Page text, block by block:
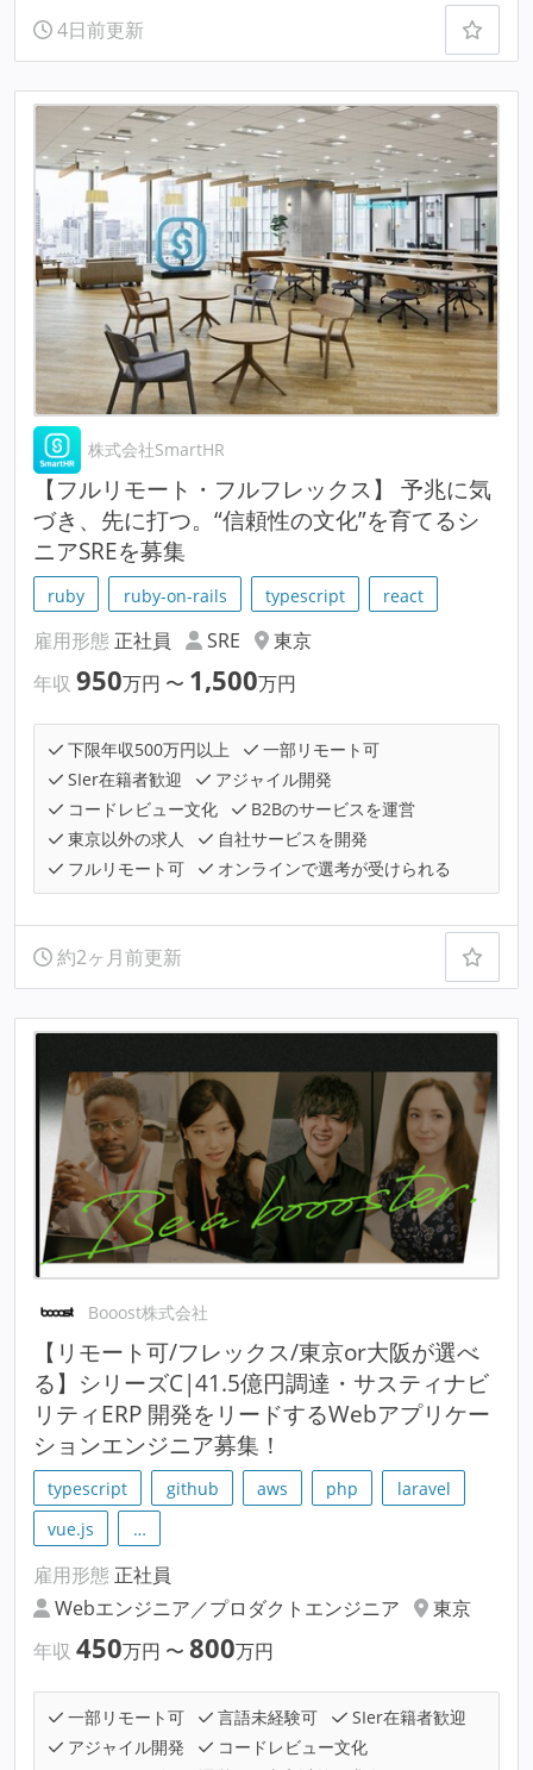
4日前更新
株式会社SmartHR
【フルリモート・フルフレックス】 予兆に気
づき、先に打つ。“信頼性の文化”を育てるシ
ニアSREを募集
ruby ruby-on-rails typescript react
雇用形態 正社員 SRE
東京
年収 950万円 〜 1,500万円
下限年収500万円以上
一部リモート可
SIer在籍者歓迎
アジャイル開発
コードレビュー文化
B2Bのサービスを運営
東京以外の求人
自社サービスを開発
フルリモート可
オンラインで選考が受けられる
約2ヶ月前更新
Booost株式会社
【リモート可/フレックス/東京or大阪が選べ
る】シリーズC|41.5億円調達・サスティナビ
リティERP 開発をリードするWebアプリケー
ションエンジニア募集！
typescript github aws php
laravel
vue.js
…
雇用形態 正社員
Webエンジニア／プロダクトエンジニア
東京
年収 450万円 〜 800万円
一部リモート可 言語未経験可
SIer在籍者歓迎
アジャイル開発
コードレビュー文化